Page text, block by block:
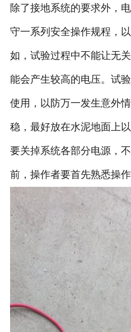
除了接地系统的要求外，
守一系列安全操作规程，
如，试验过程中不能让无
能会产生较高的电压。试
使用，以防万一发生意外
稳，最好放在水泥地面上
要关掉系统各部分电源，
前，操作者要首先熟悉操作